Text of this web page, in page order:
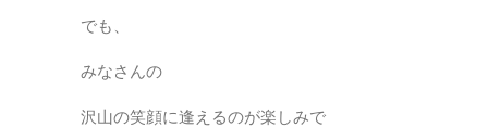
でも、
みなさんの
沢山の笑顔に逢えるのが楽しみで